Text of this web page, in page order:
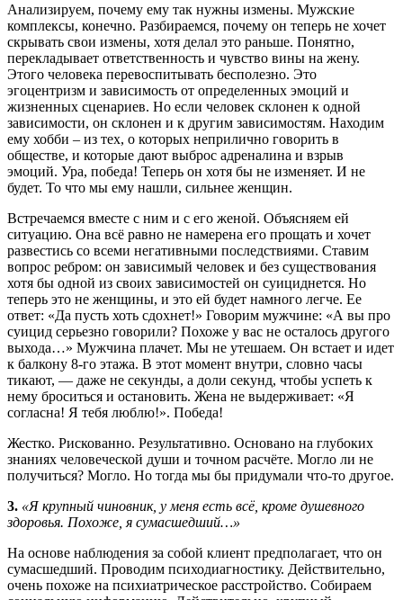
Анализируем, почему ему так нужны измены. Мужские
комплексы, конечно. Разбираемся, почему он теперь не хочет
скрывать свои измены, хотя делал это раньше. Понятно,
перекладывает ответственность и чувство вины на жену.
Этого человека перевоспитывать бесполезно. Это
эгоцентризм и зависимость от определенных эмоций и
жизненных сценариев. Но если человек склонен к одной
зависимости, он склонен и к другим зависимостям. Находим
ему хобби – из тех, о которых неприлично говорить в
обществе, и которые дают выброс адреналина и взрыв
эмоций. Ура, победа! Теперь он хотя бы не изменяет. И не
будет. То что мы ему нашли, сильнее женщин.
Встречаемся вместе с ним и с его женой. Объясняем ей
ситуацию. Она всё равно не намерена его прощать и хочет
развестись со всеми негативными последствиями. Ставим
вопрос ребром: он зависимый человек и без существования
хотя бы одной из своих зависимостей он суициднется. Но
теперь это не женщины, и это ей будет намного легче. Ее
ответ: «Да пусть хоть сдохнет!» Говорим мужчине: «А вы про
суицид серьезно говорили? Похоже у вас не осталось другого
выхода…» Мужчина плачет. Мы не утешаем. Он встает и идет
к балкону 8-го этажа. В этот момент внутри, словно часы
тикают, — даже не секунды, а доли секунд, чтобы успеть к
нему броситься и остановить. Жена не выдерживает: «Я
согласна! Я тебя люблю!». Победа!
Жестко. Рискованно. Результативно. Основано на глубоких
знаниях человеческой души и точном расчёте. Могло ли не
получиться? Могло. Но тогда мы бы придумали что-то другое.
3. «Я крупный чиновник, у меня есть всё, кроме душевного
здоровья. Похоже, я сумасшедший…»
На основе наблюдения за собой клиент предполагает, что он
сумасшедший. Проводим психодиагностику. Действительно,
очень похоже на психиатрическое расстройство. Собираем